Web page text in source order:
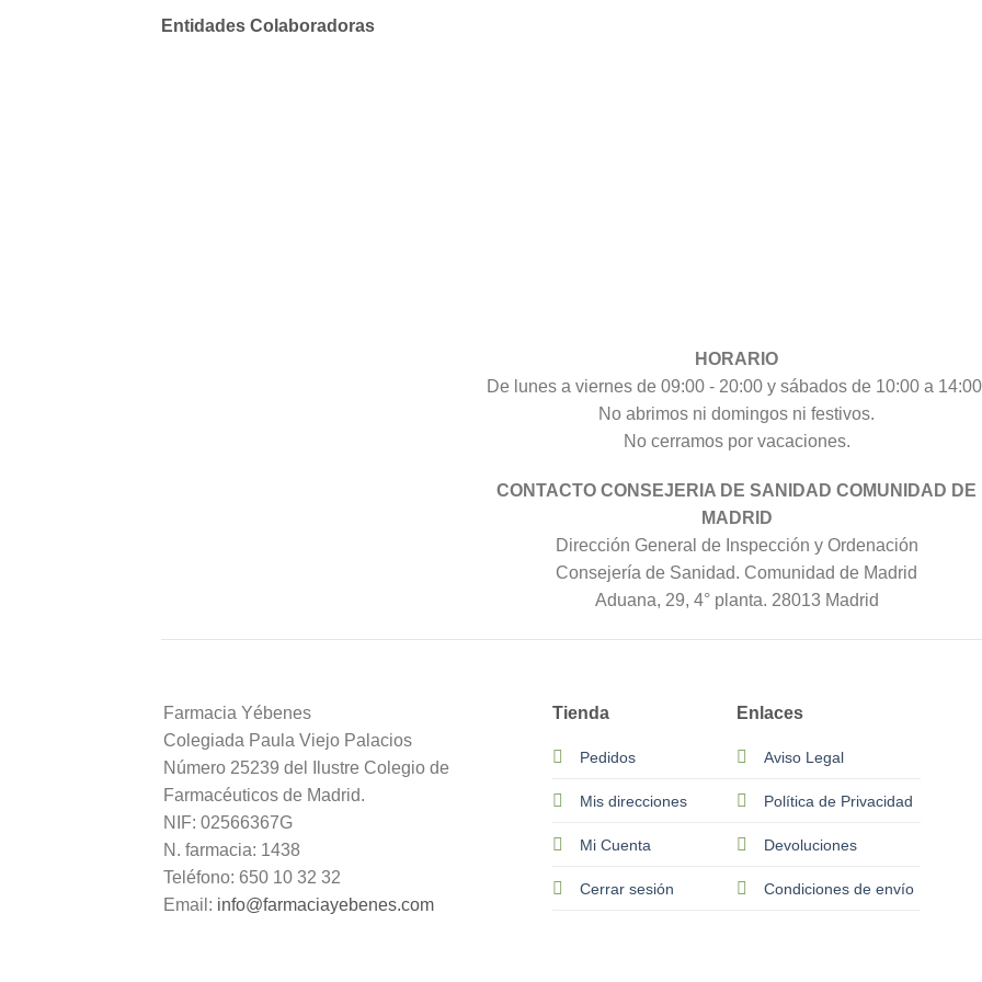
Entidades Colaboradoras
HORARIO
De lunes a viernes de 09:00 - 20:00 y sábados de 10:00 a
No abrimos ni domingos ni festivos.
No cerramos por vacaciones.
CONTACTO CONSEJERIA DE SANIDAD COMUNIDAD DE
MADRID
Dirección General de Inspección y Ordenación
Consejería de Sanidad. Comunidad de Madrid
Aduana, 29, 4° planta. 28013 Madrid
Farmacia Yébenes
Colegiada Paula Viejo Palacios
Número 25239 del Ilustre Colegio de
Farmacéuticos de Madrid.
NIF: 02566367G
N. farmacia: 1438
Teléfono: 650 10 32 32
Email: info@farmaciayebenes.com
Tienda
Pedidos
Mis direcciones
Mi Cuenta
Cerrar sesión
Enlaces
Aviso Legal
Política de Privacidad
Devoluciones
Condiciones de envío